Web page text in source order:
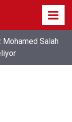
Mohamed Salah